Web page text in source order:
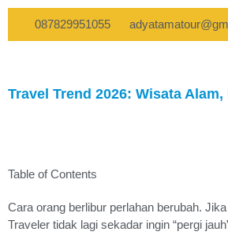
087829951055
Travel Trend 2026: Wisata
Table of Contents
Cara orang berlibur perlahan berubah.
Traveler tidak lagi sekadar ingin “pergi